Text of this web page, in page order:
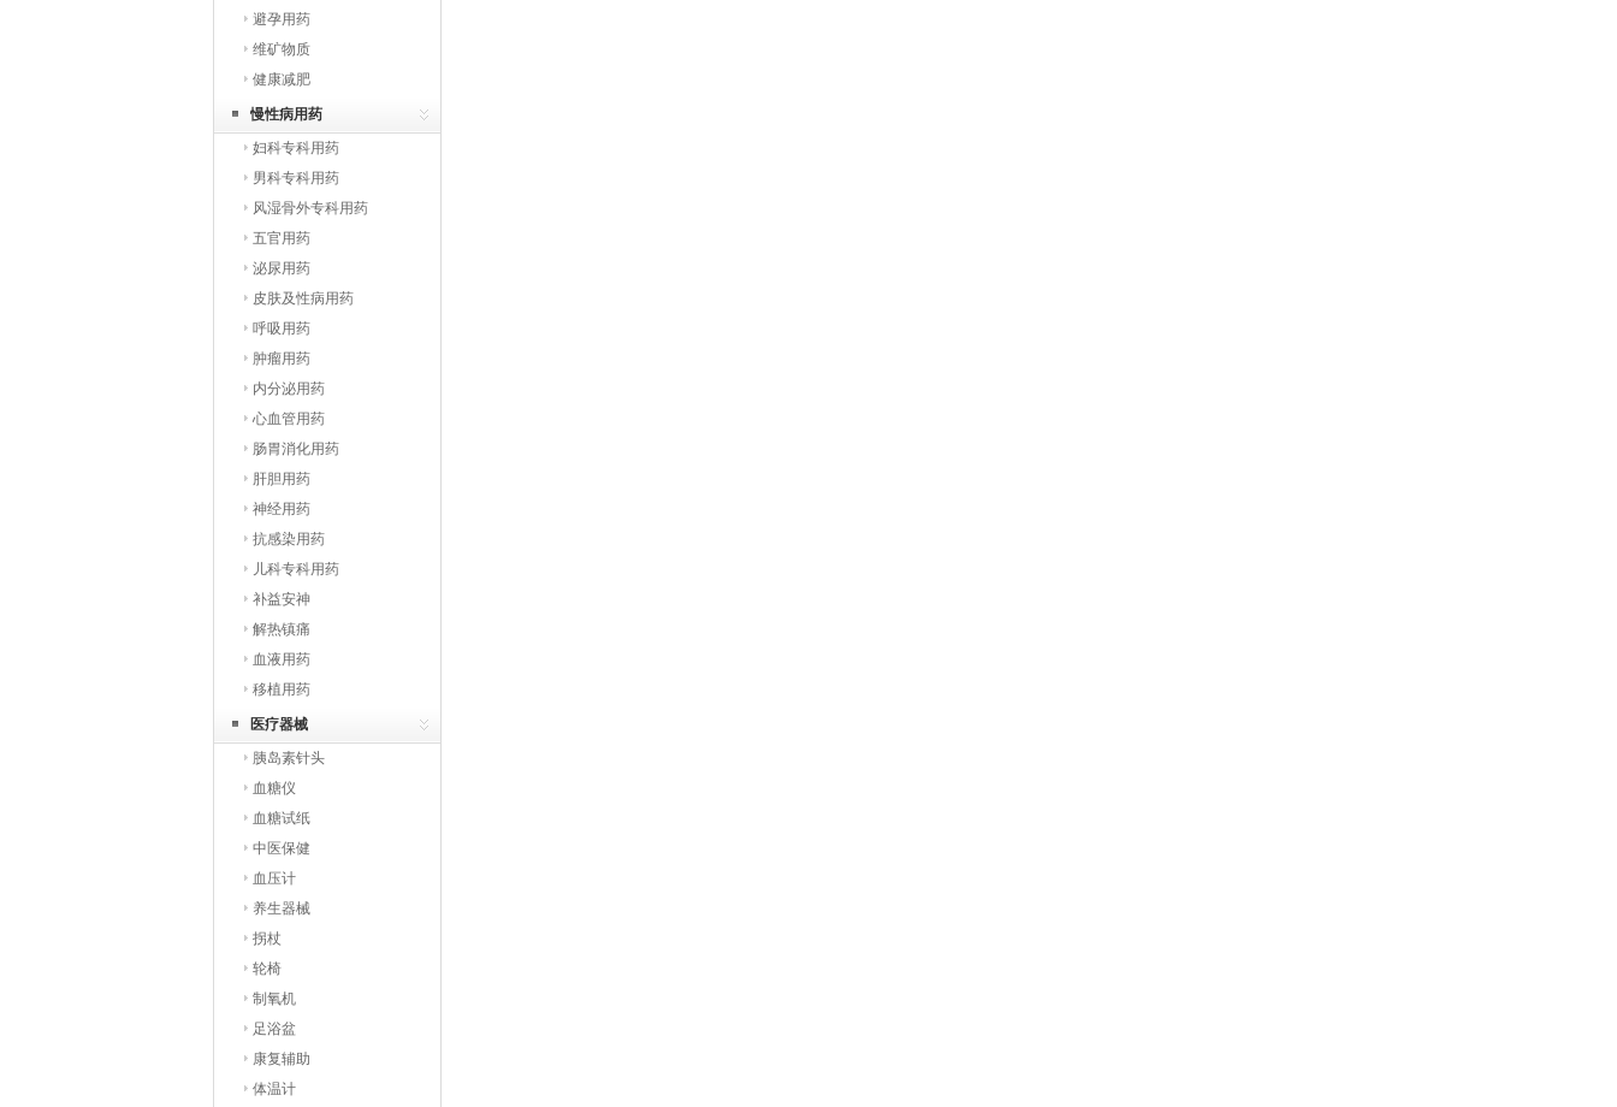
避孕用药
维矿物质
健康减肥
慢性病用药
妇科专科用药
男科专科用药
风湿骨外专科用药
五官用药
泌尿用药
皮肤及性病用药
呼吸用药
肿瘤用药
内分泌用药
心血管用药
肠胃消化用药
肝胆用药
神经用药
抗感染用药
儿科专科用药
补益安神
解热镇痛
血液用药
移植用药
医疗器械
胰岛素针头
血糖仪
血糖试纸
中医保健
血压计
养生器械
拐杖
轮椅
制氧机
足浴盆
康复辅助
体温计